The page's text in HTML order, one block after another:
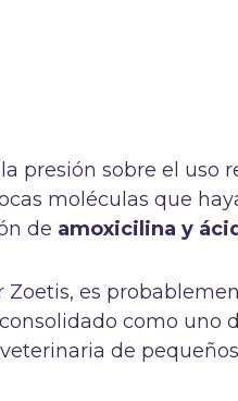
presión sobre el uso
moléculas que
de amoxicilina y
Zoetis, es
como uno
de